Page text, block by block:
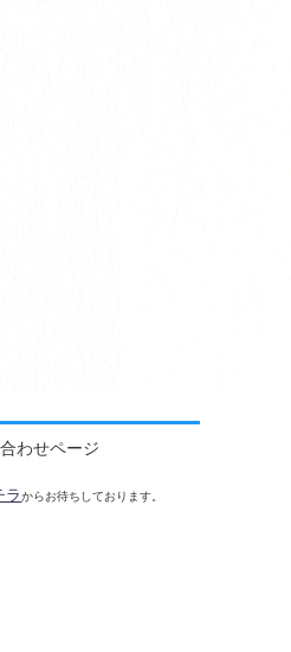
わせページ
ラからお待ちしております。